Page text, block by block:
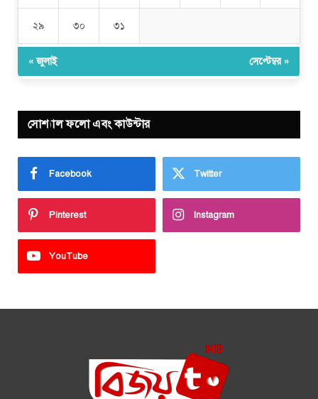
২৯ ৩০ ৩১
« জুলাই সেপ্টেম্বর »
সোশ্যাল ফলো এবং কাউন্টার
Facebook Twitter
Pinterest Instagram
YouTube